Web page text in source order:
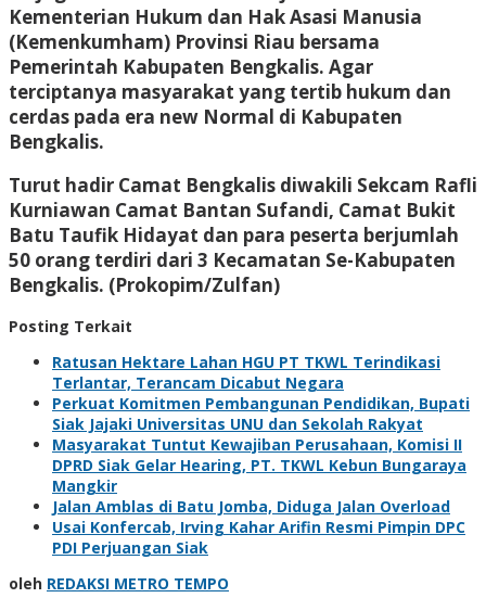
Kementerian Hukum dan Hak Asasi Manusia
(Kemenkumham) Provinsi Riau bersama
Pemerintah Kabupaten Bengkalis. Agar
terciptanya masyarakat yang tertib hukum dan
cerdas pada era new Normal di Kabupaten
Bengkalis.
Turut hadir Camat Bengkalis diwakili Sekcam Rafli
Kurniawan Camat Bantan Sufandi, Camat Bukit
Batu Taufik Hidayat dan para peserta berjumlah
50 orang terdiri dari 3 Kecamatan Se-Kabupaten
Bengkalis. (Prokopim/Zulfan)
Posting Terkait
Ratusan Hektare Lahan HGU PT TKWL Terindikasi
Terlantar, Terancam Dicabut Negara
Perkuat Komitmen Pembangunan Pendidikan, Bupati
Siak Jajaki Universitas UNU dan Sekolah Rakyat
Masyarakat Tuntut Kewajiban Perusahaan, Komisi II
DPRD Siak Gelar Hearing, PT. TKWL Kebun Bungaraya
Mangkir
Jalan Amblas di Batu Jomba, Diduga Jalan Overload
Usai Konfercab, Irving Kahar Arifin Resmi Pimpin DPC
PDI Perjuangan Siak
oleh REDAKSI METRO TEMPO